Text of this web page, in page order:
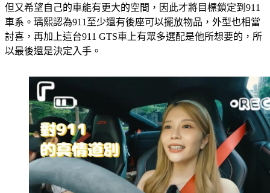
車系。瑀熙認為911至少還有後座可以擺放物品，外型也相當
討喜，再加上這台911 GTS車上有眾多選配是他所想要的，所
以最後還是決定入手。